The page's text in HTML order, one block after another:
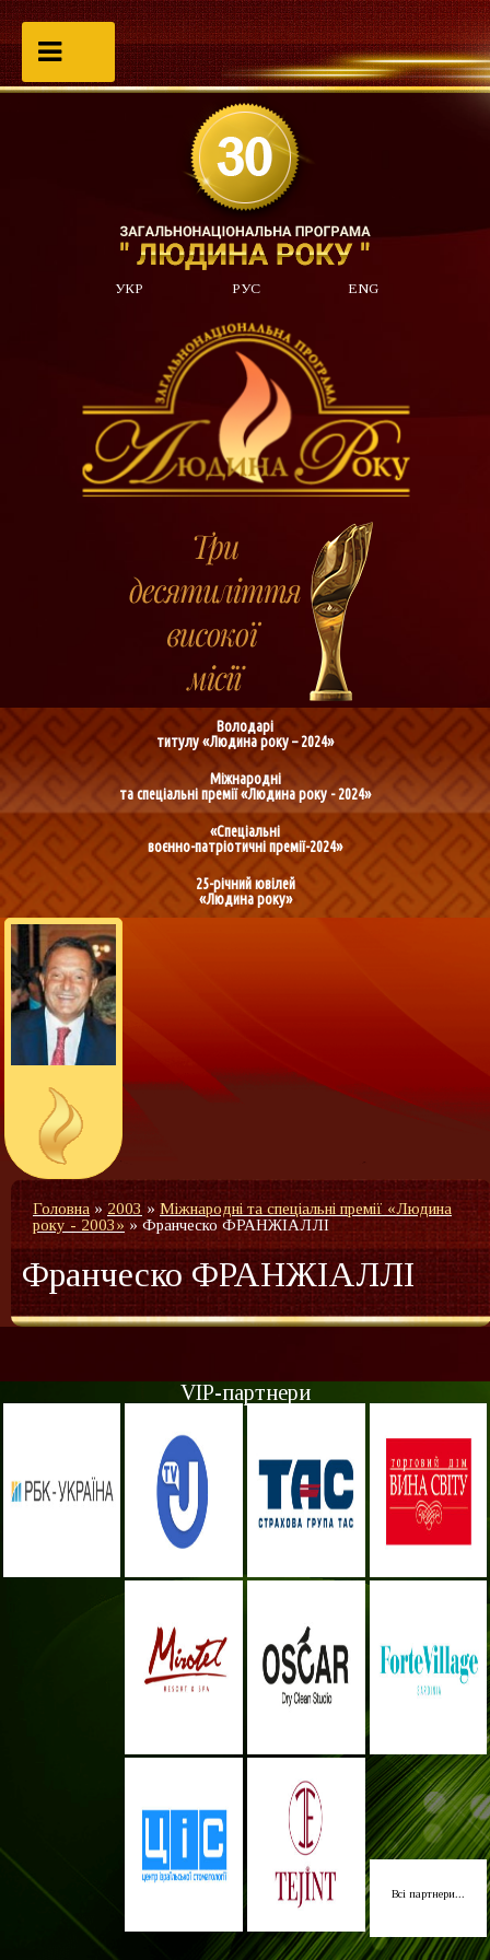
УКР РУС ENG
Володарі
титулу «Людина року – 2024»
Міжнародні
та спеціальні премії «Людина року - 2024»
«Спеціальні
воєнно-патріотичні премії-2024»
25-річний ювілей
«Людина року»
Головна »2003»Міжнародні та спеціальні премії «Людина
року - 2003» » Франческо ФРАНЖІАЛЛІ
Франческо ФРАНЖІАЛЛІ
VIP-партнери
Всі партнери...